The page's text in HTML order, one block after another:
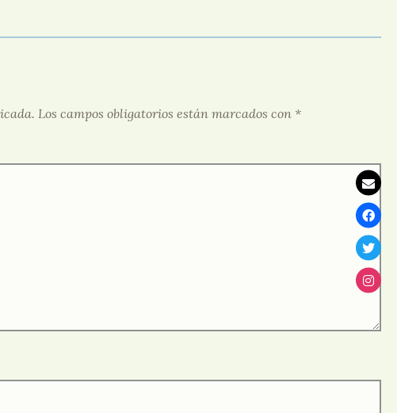
Los campos obligatorios están marcados con *